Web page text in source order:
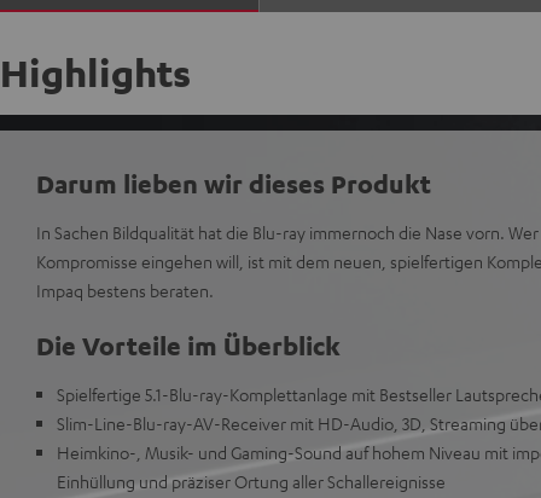
Highlights
Darum lieben wir dieses Produkt
In Sachen Bildqualität hat die Blu-ray immernoch die Nase vorn.
Kompromisse eingehen will, ist mit dem neuen, spielfertigen
Impaq bestens beraten.
Die Vorteile im Überblick
Spielfertige 5.1-Blu-ray-Komplettanlage mit Bestseller
Slim-Line-Blu-ray-AV-Receiver mit HD-Audio, 3D, Streaming
Heimkino-, Musik- und Gaming-Sound auf hohem Niveau mit
Einhüllung und präziser Ortung aller Schallereignisse